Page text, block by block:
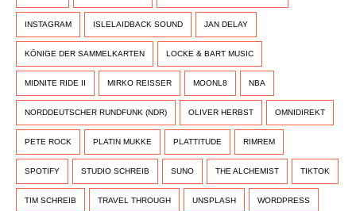
INSTAGRAM ISLELAIDBACK SOUND JAN DELAY
KÖNIGE DER SAMMELKARTEN LOCKE & BART MUSIC
MIDNITE RIDE II MIRKO REISSER MOONL8 NBA
NORDDEUTSCHER RUNDFUNK (NDR) OLIVER HERBST OMNIDIREKT
PETE ROCK PLATIN MUKKE PLATTITUDE RIMREM
SPOTIFY STUDIO SCHREIB SUNO THE ALCHEMIST TIKTOK
TIM SCHREIB TRAVEL THROUGH UNSPLASH WORDPRESS